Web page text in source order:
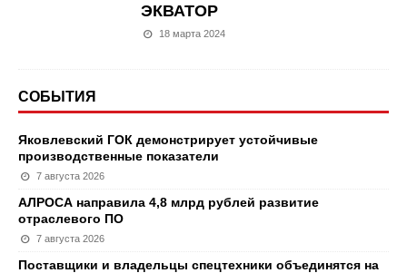
ЭКВАТОР
18 марта 2024
СОБЫТИЯ
Яковлевский ГОК демонстрирует устойчивые
производственные показатели
7 августа 2026
АЛРОСА направила 4,8 млрд рублей развитие
отраслевого ПО
7 августа 2026
Поставщики и владельцы спецтехники объединятся на